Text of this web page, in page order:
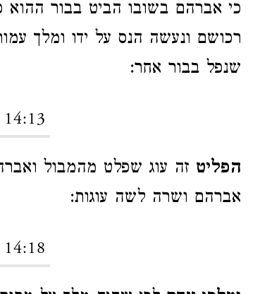
כי אברהם בשובו הביט בבור ההוא
רכושם ונעשה הנס על ידו ומלך
שנפל בבור אחר:
14:13
הפליט זה עוג שפלט מהמבול
אברהם ושרה לשה עוגות:
14:18